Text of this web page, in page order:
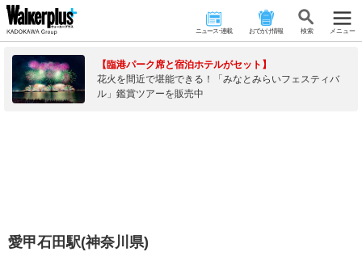
ニュース･連載 おでかけ情報 検 索 メニュー
【臨港パーク席と宿泊ホテルがセット】
花火を間近で堪能できる！「みなとみらいフェスティバ
ル」鑑賞ツアーを販売中
愛甲石田駅(神奈川県)